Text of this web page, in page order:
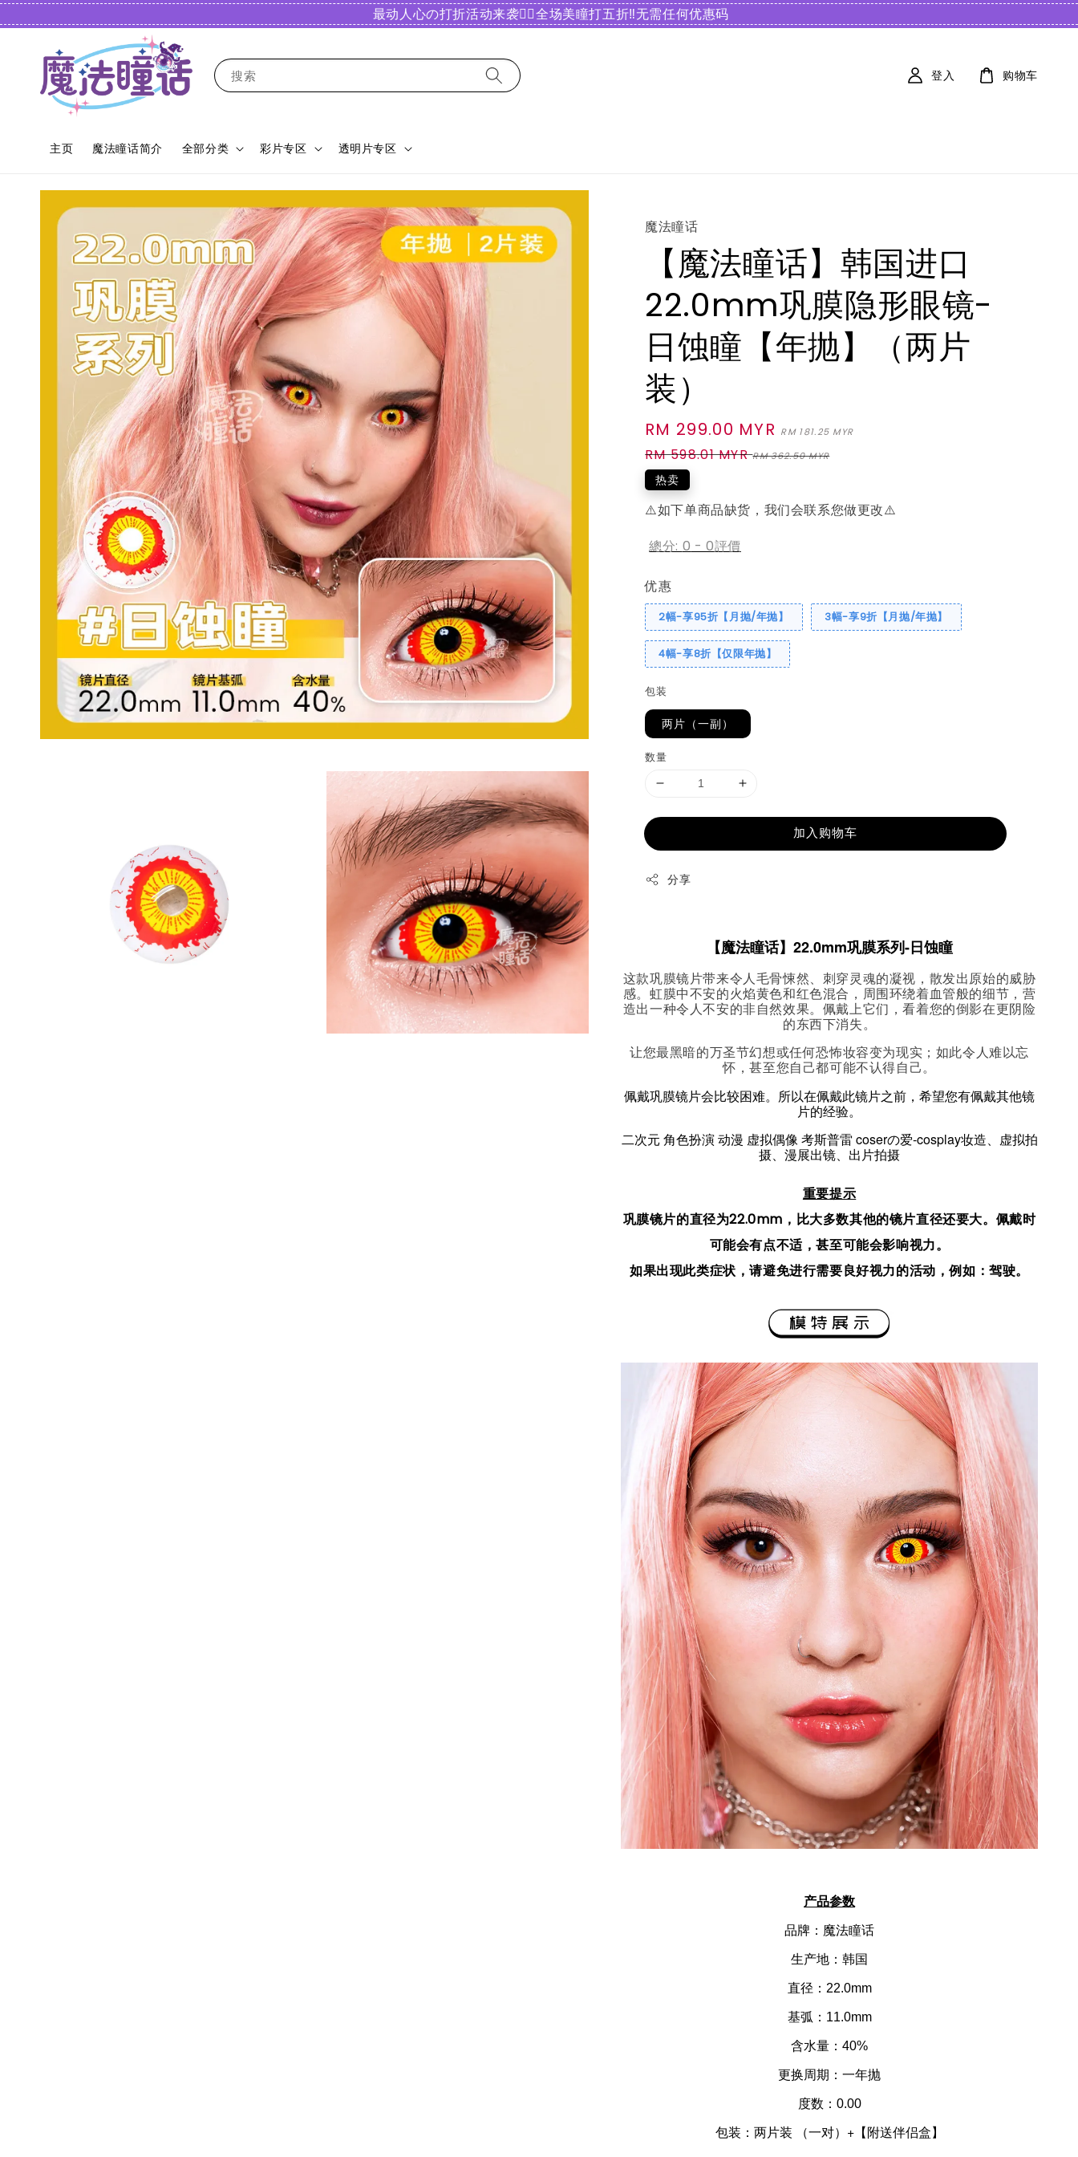
最动人心の打折活动来袭❤️‍🔥全场美瞳打五折‼️无需任何优惠码️
搜索
主页 魔法瞳话简介 全部分类 彩片专区 透明片专区
登入 购物车
魔法瞳话
【魔法瞳话】韩国进口
22.0mm巩膜隐形眼镜-
日蚀瞳【年抛】（两片
装）
Sale
price
RM 299.00 MYR RM 181.25 MYR
RM 598.01 MYR RM 362.50 MYR
热卖
⚠️如下单商品缺货，我们会联系您做更改⚠️
總分: 0 -0評價
优惠
2幅-享95折【月抛/年抛】 3幅-享9折【月抛/年抛】
4幅-享8折【仅限年抛】
包装
两片（一副）
数量
加入购物车
分享
【魔法瞳话】22.0mm巩膜系列-日蚀瞳
这款巩膜镜片带来令人毛骨悚然、刺穿灵魂的凝视，散发出原始的威胁
感。虹膜中不安的火焰黄色和红色混合，周围环绕着血管般的细节，营
造出一种令人不安的非自然效果。佩戴上它们，看着您的倒影在更阴险
的东西下消失。
让您最黑暗的万圣节幻想或任何恐怖妆容变为现实；如此令人难以忘
怀，甚至您自己都可能不认得自己。
佩戴巩膜镜片会比较困难。所以在佩戴此镜片之前，希望您有佩戴其他镜
片的经验。
二次元 角色扮演 动漫 虚拟偶像 考斯普雷 coserの爱-cosplay妆造、虚拟拍
摄、漫展出镜、出片拍摄
重要提示
巩膜镜片的直径为22.0mm，比大多数其他的镜片直径还要大。佩戴时
可能会有点不适，甚至可能会影响视力。
如果出现此类症状，请避免进行需要良好视力的活动，例如：驾驶。
产品参数
品牌：魔法瞳话
生产地：韩国
直径：22.0mm
基弧：11.0mm
含水量：40%
更换周期：一年抛
度数：0.00
包装：两片装 （一对） +【附送伴侣盒】